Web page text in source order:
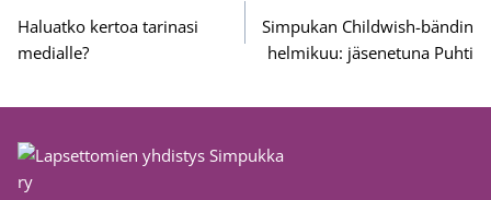
selaus
Haluatko kertoa tarinasi
medialle?
Simpukan Childwish-bändin
helmikuu: jäsenetuna Puhti